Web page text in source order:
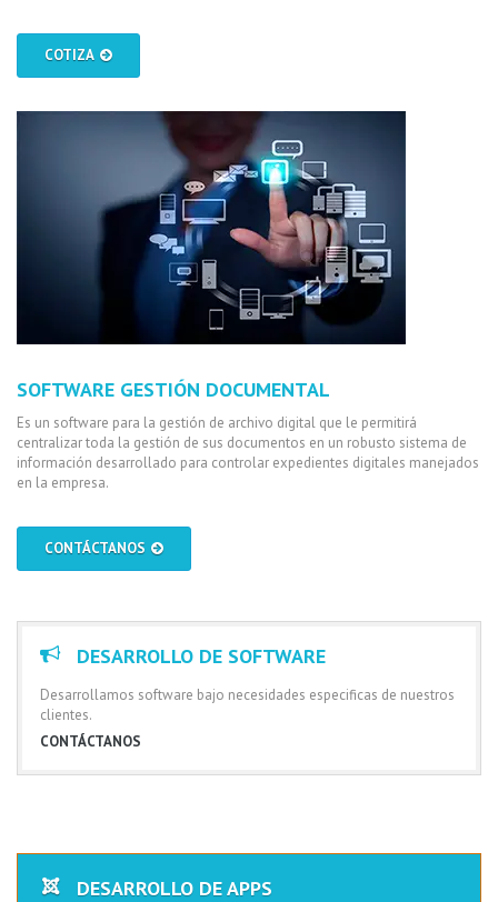
COTIZA
SOFTWARE GESTIÓN DOCUMENTAL
Es un software para la gestión de archivo digital que le permitirá
centralizar toda la gestión de sus documentos en un robusto sistema de
información desarrollado para controlar expedientes digitales manejados
en la empresa.
CONTÁCTANOS
DESARROLLO DE SOFTWARE
Desarrollamos software bajo necesidades especificas de nuestros
clientes.
CONTÁCTANOS
DESARROLLO DE APPS